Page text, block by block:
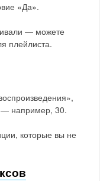
«Да».
— можете
плейлиста.
— например, 30.
которые вы не